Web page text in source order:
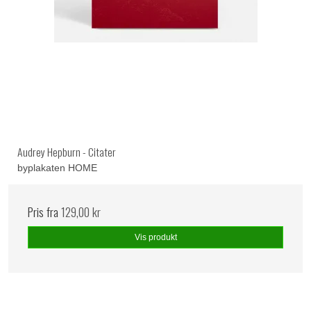
Audrey Hepburn - Citater
byplakaten HOME
Pris fra129,00 kr
Vis produkt